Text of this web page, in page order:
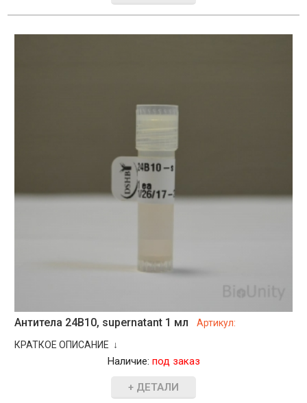
Антитела 24B10, supernatant 1 мл
Артикул:
КРАТКОЕ ОПИСАНИЕ ↓
Наличие: под заказ
+ ДЕТАЛИ